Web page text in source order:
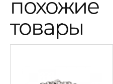
похожие
товары